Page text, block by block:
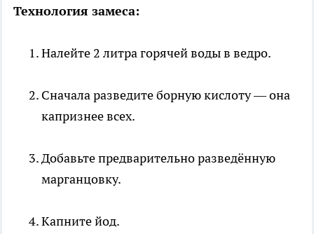
Технология замеса:
Налейте 2 литра горячей воды в ведро.
Сначала разведите борную кислоту — она
капризнее всех.
Добавьте предварительно разведённую
марганцовку.
Капните йод.